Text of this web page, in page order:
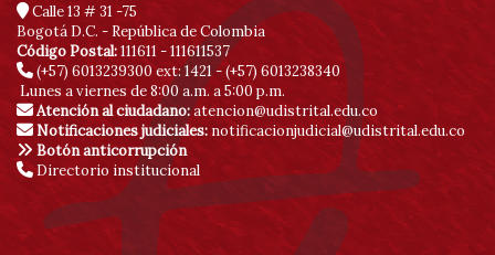
Calle 13 # 31 -75
Bogotá D.C. - República de Colombia
Código Postal:111611 - 111611537
(+57) 6013239300 ext: 1421 - (+57) 6013238340
Lunes a viernes de 8:00 a.m. a 5:00 p.m.
Atención al ciudadano:atencion@udistrital.edu.co
Notificaciones judiciales: notificacionjudicial@udistrital.edu.co
Botón anticorrupción
Directorio institucional